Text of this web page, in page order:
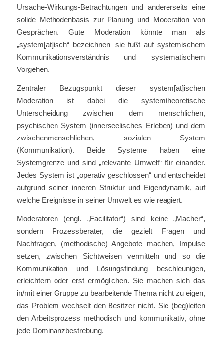
Ursache-Wirkungs-Betrachtungen und andererseits eine
solide Methodenbasis zur Planung und Moderation von
Gesprächen. Gute Moderation könnte man als
„system[at]isch“ bezeichnen, sie fußt auf systemischem
Kommunikationsverständnis und systematischem
Vorgehen.
Zentraler Bezugspunkt dieser system[at]ischen
Moderation ist dabei die systemtheoretische
Unterscheidung zwischen dem menschlichen,
psychischen System (innerseelisches Erleben) und dem
zwischenmenschlichen, sozialen System
(Kommunikation). Beide Systeme haben eine
Systemgrenze und sind „relevante Umwelt“ für einander.
Jedes System ist „operativ geschlossen“ und entscheidet
aufgrund seiner inneren Struktur und Eigendynamik, auf
welche Ereignisse in seiner Umwelt es wie reagiert.
Moderatoren (engl. „Facilitator“) sind keine „Macher“,
sondern Prozessberater, die gezielt Fragen und
Nachfragen, (methodische) Angebote machen, Impulse
setzen, zwischen Sichtweisen vermitteln und so die
Kommunikation und Lösungsfindung beschleunigen,
erleichtern oder erst ermöglichen. Sie machen sich das
in/mit einer Gruppe zu bearbeitende Thema nicht zu eigen,
das Problem wechselt den Besitzer nicht. Sie (beg)leiten
den Arbeitsprozess methodisch und kommunikativ, ohne
jede Dominanzbestrebung.